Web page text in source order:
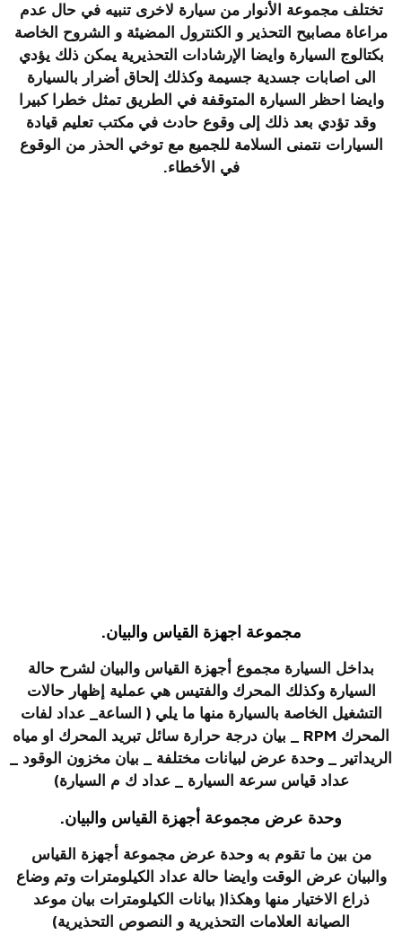
تختلف مجموعة الأنوار من سيارة لاخرى تنبيه في حال عدم
مراعاة مصابيح التحذير و الكنترول المضيئة و الشروح الخاصة
بكتالوج السيارة وايضا الإرشادات التحذيرية يمكن ذلك يؤدي
الى اصابات جسدية جسيمة وكذلك إلحاق أضرار بالسيارة
وايضا احظر السيارة المتوقفة في الطريق تمثل خطرا كبيرا
وقد تؤدي بعد ذلك إلى وقوع حادث في مكتب تعليم قيادة
السيارات نتمنى السلامة للجميع مع توخي الحذر من الوقوع
في الأخطاء.
مجموعة اجهزة القياس والبيان.
بداخل السيارة مجموع أجهزة القياس والبيان لشرح حالة
السيارة وكذلك المحرك والفتيس هي عملية إظهار حالات
التشغيل الخاصة بالسيارة منها ما يلي ( الساعة_ عداد لفات
المحرك RPM _ بيان درجة حرارة سائل تبريد المحرك او مياه
الريداتير _ وحدة عرض لبيانات مختلفة _ بيان مخزون الوقود _
عداد قياس سرعة السيارة _ عداد ك م السيارة)
وحدة عرض مجموعة أجهزة القياس والبيان.
من بين ما تقوم به وحدة عرض مجموعة أجهزة القياس
والبيان عرض الوقت وايضا حالة عداد الكيلومترات وتم وضاع
ذراع الاختيار منها وهكذا( بيانات الكيلومترات بيان موعد
الصيانة العلامات التحذيرية و النصوص التحذيرية)